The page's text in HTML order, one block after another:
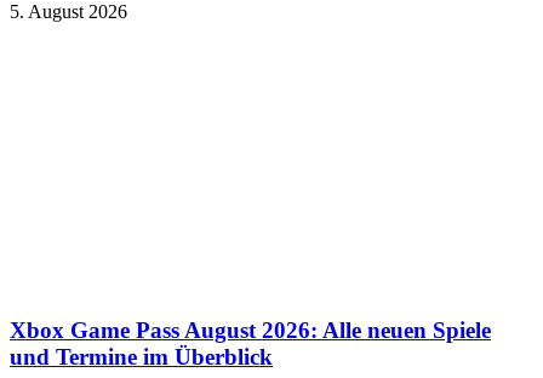
5. August 2026
Xbox Game Pass August 2026: Alle neuen Spiele
und Termine im Überblick